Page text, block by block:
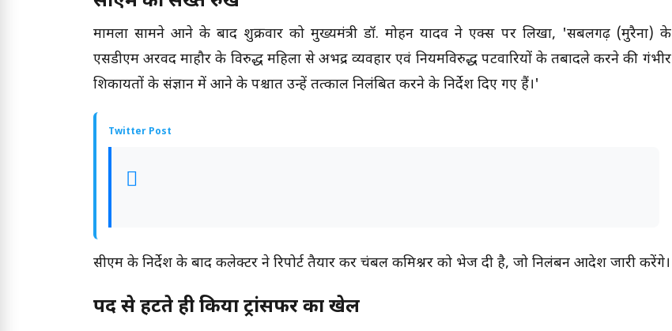
मामला सामने आने के बाद शुक्रवार को मुख्यमंत्री डॉ. मोहन यादव ने एक्स पर लिखा, 'सबलगढ़ (मुरैना) के
एसडीएम अरविंद माहौर के विरुद्ध महिला से अभद्र व्यवहार एवं नियमविरुद्ध पटवारियों के तबादले करने की गंभीर
शिकायतों के संज्ञान में आने के पश्चात उन्हें तत्काल निलंबित करने के निर्देश दिए गए हैं।'
Twitter Post
सीएम के निर्देश के बाद कलेक्टर ने रिपोर्ट तैयार कर चंबल कमिश्नर को भेज दी है, जो निलंबन आदेश जारी करेंगे।
पद से हटते ही किया ट्रांसफर का खेल